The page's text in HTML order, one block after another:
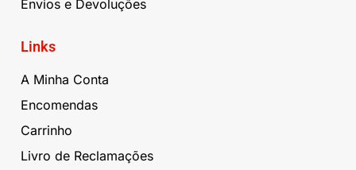
Envios e Devoluções
Links
A Minha Conta
Encomendas
Carrinho
Livro de Reclamações